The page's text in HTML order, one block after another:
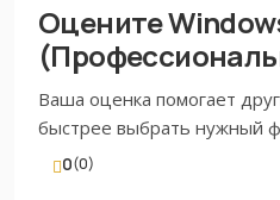
Оцените
Ваша оценка помогает
быстрее выбрать нужный
0(0)